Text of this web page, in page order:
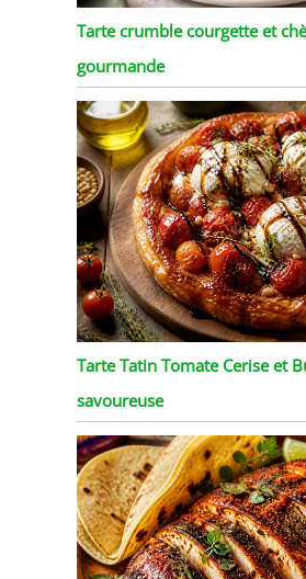
Tarte crumble courgette et
gourmande
Tarte Tatin Tomate Cerise et
savoureuse